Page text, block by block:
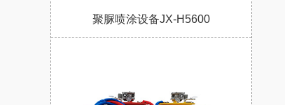
聚脲喷涂设备JX-H5600